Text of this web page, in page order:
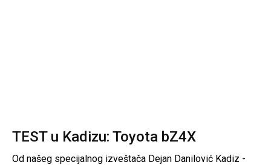
TEST u Kadizu: Toyota bZ4X
Od našeg specijalnog izveštača Dejan Danilović Kadiz -